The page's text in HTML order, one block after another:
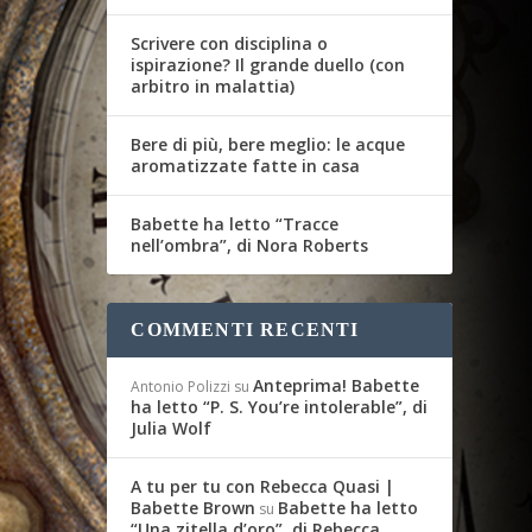
Scrivere con disciplina o
ispirazione? Il grande duello (con
arbitro in malattia)
Bere di più, bere meglio: le acque
aromatizzate fatte in casa
Babette ha letto “Tracce
nell’ombra”, di Nora Roberts
COMMENTI RECENTI
Antonio Polizzi suAnteprima! Babette
ha letto “P. S. You’re intolerable”, di
Julia Wolf
A tu per tu con Rebecca Quasi |
Babette Brown su Babette ha letto